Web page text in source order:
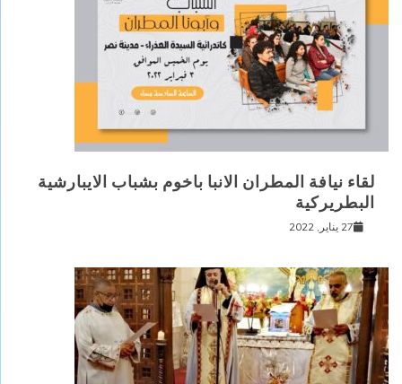
لقاء نيافة المطران الانبا باخوم بشباب الايبارشية
البطريركية
27 يناير, 2022